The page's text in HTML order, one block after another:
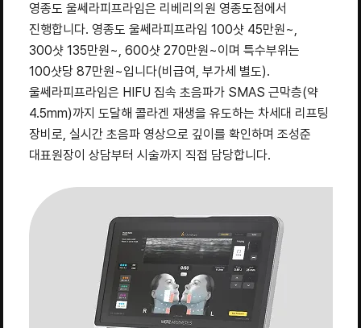
영종도 울쎄라피프라임은 리베리의원 영종도점에서
진행합니다. 영종도 울쎄라피프라임 100샷 45만원~,
300샷 135만원~, 600샷 270만원~이며 특수부위는
100샷당 87만원~입니다(비급여, 부가세 별도).
울쎄라피프라임은 HIFU 집속 초음파가 SMAS 근막층(약
4.5mm)까지 도달해 콜라겐 재생을 유도하는 차세대 리프팅
장비로, 실시간 초음파 영상으로 깊이를 확인하며 조성준
대표원장이 상담부터 시술까지 직접 담당합니다.